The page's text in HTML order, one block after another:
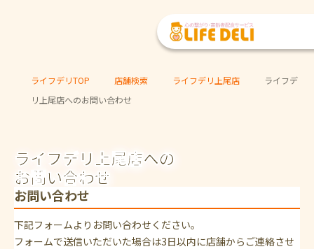
ライフデリTOP 店舗検索 ライフデリ上尾店
ライフデ
リ上尾店へのお問い合わせ
ライフデリ上尾店への
お問い合わせ
お問い合わせ
下記フォームよりお問い合わせください。
フォームで送信いただいた場合は3日以内に店舗からご連絡させ